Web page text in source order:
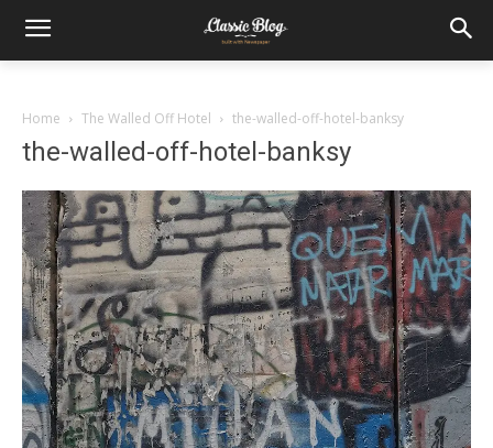
Home The Walled Off Hotel the-walled-off-hotel-banksy
the-walled-off-hotel-banksy